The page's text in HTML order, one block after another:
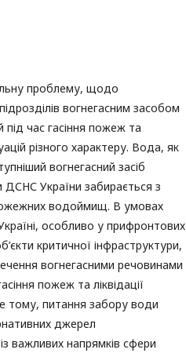
проблему, щодо
вогнегасним засобом
час гасіння пожеж та
різного характеру. Вода, як
вогнегасний засіб
України забирається з
водоймищ. В умовах
особливо у прифронтових
критичної інфраструктури,
вогнегасними речовинами
пожеж та ліквідації
тому, питання забору води
джерел
важливих напрямків сфери